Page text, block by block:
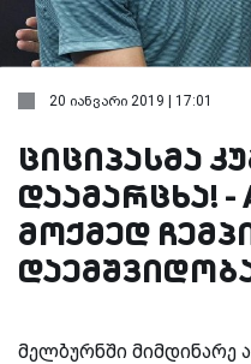
20 იანვარი 2019 | 17:01
ციციპასმა
დაამარცხა! -
მოქმედ
მელბურნში მიმდინარე